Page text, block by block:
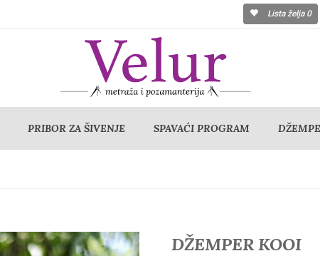
Lista želja 0
PRIBOR ZA ŠIVENJE SPAVAĆI PROGRAM
DŽEMPER KOOI